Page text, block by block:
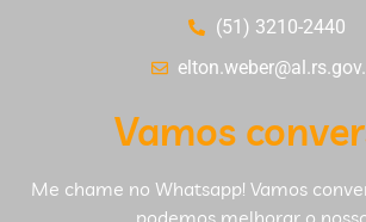
(51) 3210-2440
Vamos
Me chame no Whatsapp! Vamos